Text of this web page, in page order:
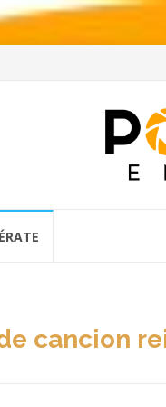
cancion